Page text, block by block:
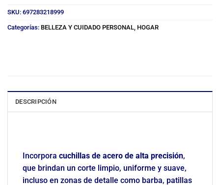
SKU: 697283218999
Categorías: BELLEZA Y CUIDADO PERSONAL, HOGAR
DESCRIPCIÓN
Incorpora cuchillas de acero de alta precisión,
que brindan un corte limpio, uniforme y suave,
incluso en zonas de detalle como barba, patillas